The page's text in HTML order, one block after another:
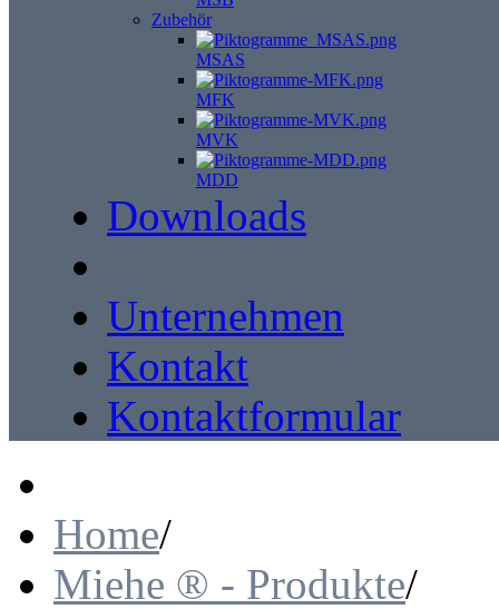
Zubehör
MSAS
MFK
MVK
MDD
Downloads
Unternehmen
Kontakt
Kontaktformular
Home/
Miehe ® - Produkte/